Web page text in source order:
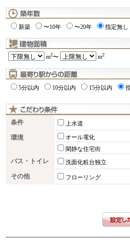
新築 〜10年 〜20年 指定無し
m2〜 m2
5分以内 10分以内 15分以内
条件 上水道
環境 オール電化
閑静な住宅街
バス・トイレ 洗面化粧台独立
その他 フローリング